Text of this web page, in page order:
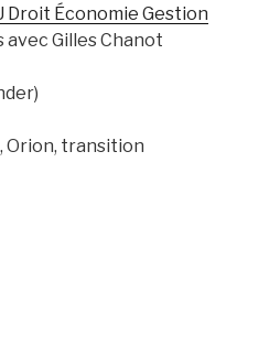
Droit Économie Gestion
avec Gilles Chanot
Orion, transition